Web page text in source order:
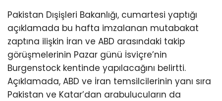
Pakistan Dışişleri Bakanlığı, cumartesi yaptığı
açıklamada bu hafta imzalanan mutabakat
zaptına ilişkin İran ve ABD arasındaki takip
görüşmelerinin Pazar günü İsviçre’nin
Burgenstock kentinde yapılacağını belirtti.
Açıklamada, ABD ve İran temsilcilerinin yanı sıra
Pakistan ve Katar’dan arabulucuların da